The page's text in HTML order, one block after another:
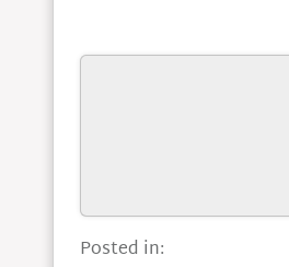
Posted in: